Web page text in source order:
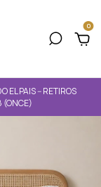
0
EL PAIS -- RETIROS
(ONCE)